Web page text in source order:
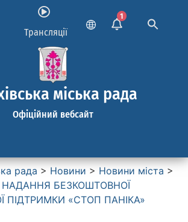
Трансляції
1
міська рада
Офіційний вебсайт
рада > Новини > Новини міста >
НАДАННЯ БЕЗКОШТОВНОЇ
ПІДТРИМКИ «СТОП ПАНІКА»